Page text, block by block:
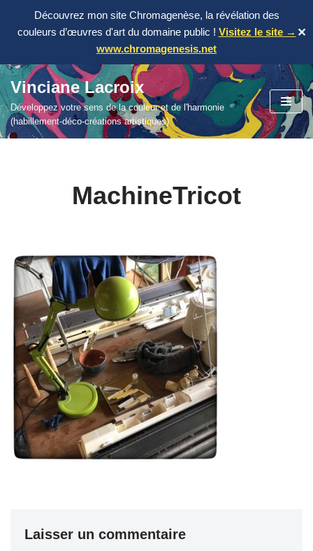
Découvrez mon site Chromagenèse, la révélation des
couleurs d’œuvres d'art du domaine public ! Visitez le site →
www.chromagenesis.net
✕
Aller
au
contenu
Vinciane Lacroix
Développez votre sens de la couleur et de l'harmonie
(habillement-déco-créations artistiques)
MachineTricot
Laisser un commentaire